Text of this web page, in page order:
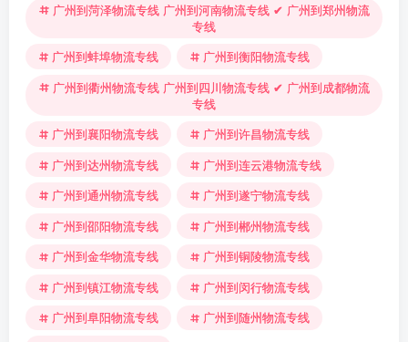
广州到菏泽物流专线 广州到河南物流专线 ✔ 广州到郑州物流
专线
广州到蚌埠物流专线
广州到衡阳物流专线
广州到衢州物流专线 广州到四川物流专线 ✔ 广州到成都物流
专线
广州到襄阳物流专线
广州到许昌物流专线
广州到达州物流专线
广州到连云港物流专线
广州到通州物流专线
广州到遂宁物流专线
广州到邵阳物流专线
广州到郴州物流专线
广州到金华物流专线
广州到铜陵物流专线
广州到镇江物流专线
广州到闵行物流专线
广州到阜阳物流专线
广州到随州物流专线